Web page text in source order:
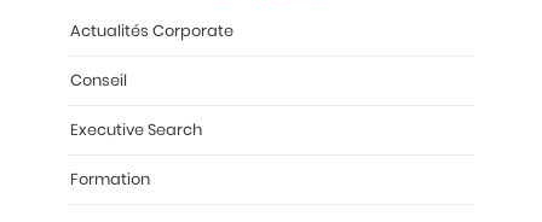
Actualités Corporate
Conseil
Executive Search
Formation